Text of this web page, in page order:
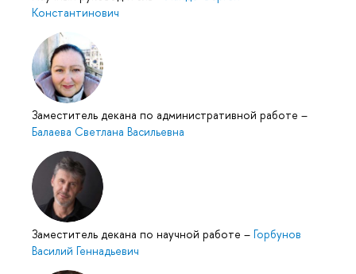
Константинович
Заместитель декана по административной работе –
Балаева Светлана Васильевна
Заместитель декана по научной работе – Горбунов
Василий Геннадьевич